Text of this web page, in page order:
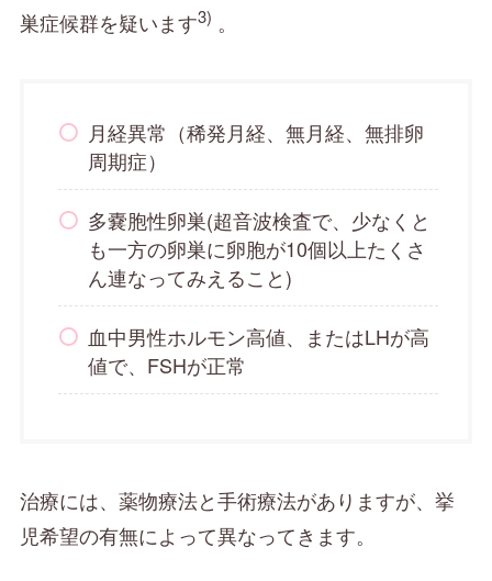
巣症候群を疑います3) 。
月経異常（稀発月経、無月経、無排卵
周期症）
多嚢胞性卵巣(超音波検査で、少なくと
も一方の卵巣に卵胞が10個以上たくさ
ん連なってみえること)
血中男性ホルモン高値、またはLHが高
値で、FSHが正常
治療には、薬物療法と手術療法がありますが、挙
児希望の有無によって異なってきます。